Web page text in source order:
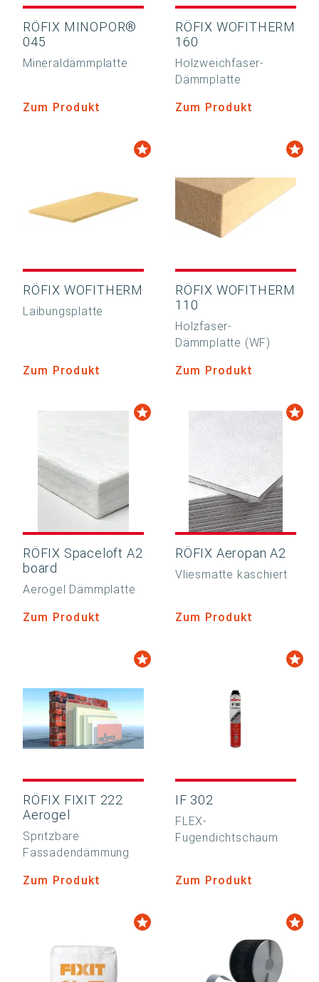
RÖFIX MINOPOR®
045
Mineraldämmplatte
Zum Produkt
RÖFIX WOFITHERM
160
Holzweichfaser-
Dämmplatte
Zum Produkt
RÖFIX WOFITHERM
Laibungsplatte
Zum Produkt
RÖFIX WOFITHERM
110
Holzfaser-
Dämmplatte (WF)
Zum Produkt
RÖFIX Spaceloft A2
board
Aerogel Dämmplatte
Zum Produkt
RÖFIX Aeropan A2
Vliesmatte kaschiert
Zum Produkt
RÖFIX FIXIT 222
Aerogel
Spritzbare
Fassadendämmung
Zum Produkt
IF 302
FLEX-
Fugendichtschaum
Zum Produkt